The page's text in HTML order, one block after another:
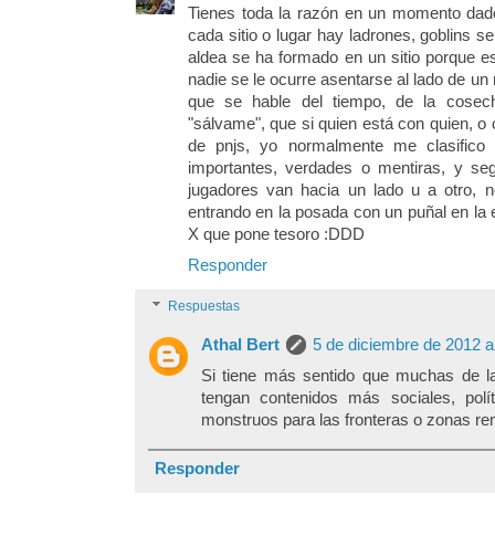
Tienes toda la razón en un momento
cada sitio o lugar hay ladrones, goblins
aldea se ha formado en un sitio porque
nadie se le ocurre asentarse al lado de
que se hable del tiempo, de la
"sálvame", que si quien está con quien,
de pnjs, yo normalmente me
importantes, verdades o mentiras, y
jugadores van hacia un lado u a otro,
entrando en la posada con un puñal en
X que pone tesoro :DDD
Responder
Respuestas
Athal Bert
5 de diciembre de 2012
Si tiene más sentido que muchas de
tengan contenidos más sociales,
monstruos para las fronteras o zonas
Responder